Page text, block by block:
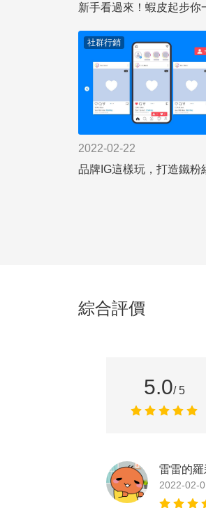
社群行銷
2022-02-22
品牌IG這樣玩，打造鐵粉
綜合評價
5.0/ 5
雷雷的羅
2022-02-